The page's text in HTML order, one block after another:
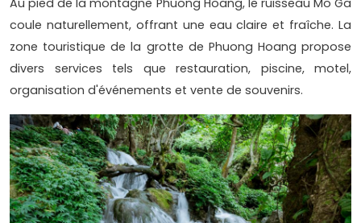
Au pied de la montagne Phuong Hoang, le ruisseau Mo Ga
coule naturellement, offrant une eau claire et fraîche. La
zone touristique de la grotte de Phuong Hoang propose
divers services tels que restauration, piscine, motel,
organisation d'événements et vente de souvenirs.